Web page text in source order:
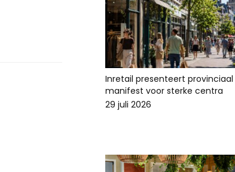
Inretail presenteert provinciaal
manifest voor sterke centra
29 juli 2026